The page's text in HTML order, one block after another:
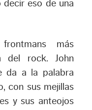
eso de una
más
del rock. John
da a la palabra
con sus mejillas
y sus anteojos